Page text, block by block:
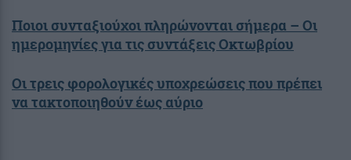
Ποιοι συνταξιούχοι πληρώνονται σήμερα – Οι
ημερομηνίες για τις συντάξεις Οκτωβρίου
Οι τρεις φορολογικές υποχρεώσεις που πρέπει
να τακτοποιηθούν έως αύριο